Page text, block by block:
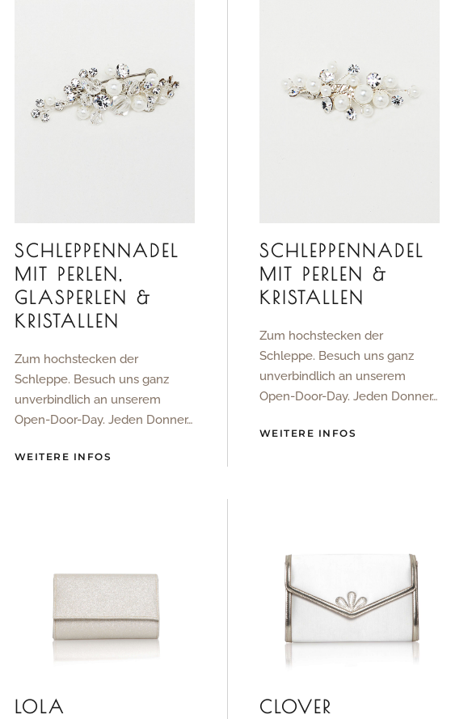
SCHLEPPENNADEL
MIT PERLEN,
GLASPERLEN &
KRISTALLEN
Zum hochstecken der
Schleppe. Besuch uns ganz
unverbindlich an unserem
Open-Door-Day. Jeden Donner…
WEITERE INFOS
SCHLEPPENNADEL
MIT PERLEN &
KRISTALLEN
Zum hochstecken der
Schleppe. Besuch uns ganz
unverbindlich an unserem
Open-Door-Day. Jeden Donner…
WEITERE INFOS
LOLA CLOVER